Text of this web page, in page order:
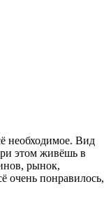
необходимое. Вид
этом живёшь в
рынок,
очень понравилось,